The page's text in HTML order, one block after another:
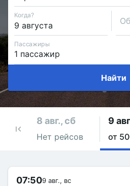
Когда?
Пассажиры
Найти
8 авг., сб
Нет рейсов
9
от
07:509 авг., вс